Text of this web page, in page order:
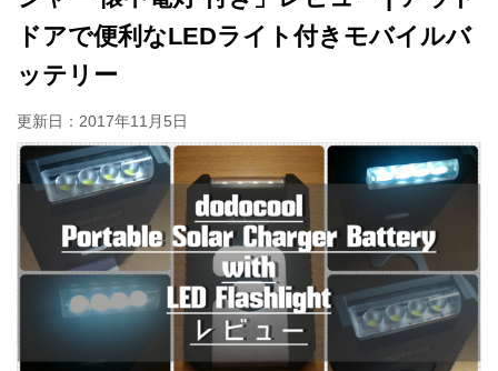
ドアで便利なLEDライト付きモバイルバ
ッテリー
更新日： 2017年11月5日